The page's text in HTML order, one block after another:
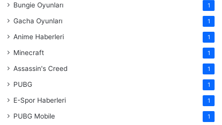
Bungie Oyunları 1
Gacha Oyunları 1
Anime Haberleri 1
Minecraft 1
Assassin's Creed 1
PUBG 1
E-Spor Haberleri 1
PUBG Mobile 1